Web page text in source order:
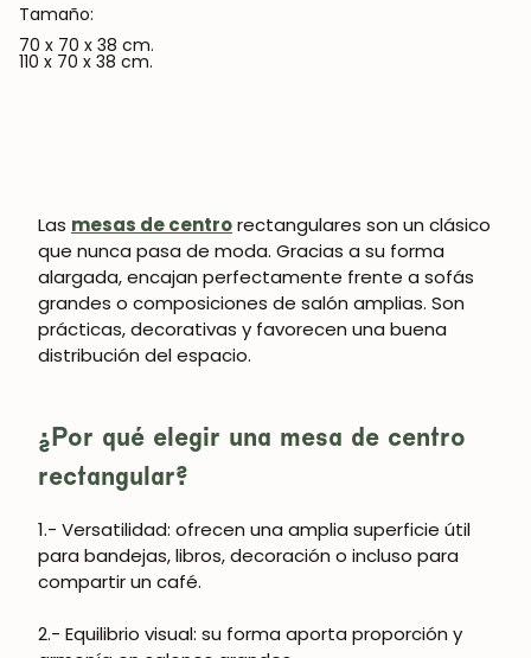
Tamaño:
70 x 70 x 38 cm.
110 x 70 x 38 cm.
Las mesas de centrorectangulares son un clásico
que nunca pasa de moda. Gracias a su forma
alargada, encajan perfectamente frente a sofás
grandes o composiciones de salón amplias. Son
prácticas, decorativas y favorecen una buena
distribución del espacio.
¿Por qué elegir una mesa de centro
rectangular?
1.- Versatilidad: ofrecen una amplia superficie útil
para bandejas, libros, decoración o incluso para
compartir un café.
2.- Equilibrio visual: su forma aporta proporción y